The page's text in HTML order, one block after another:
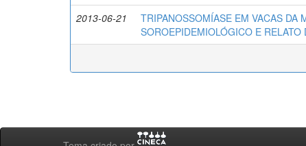
2013-06-21
TRIPANOSSOMÍASE EM VACAS DA
SOROEPIDEMIOLÓGICO E